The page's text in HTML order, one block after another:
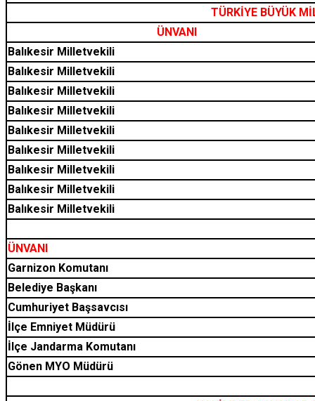
TÜRKİYE BÜYÜK
ÜNVANI
Balıkesir Milletvekili
Balıkesir Milletvekili
Balıkesir Milletvekili
Balıkesir Milletvekili
Balıkesir Milletvekili
Balıkesir Milletvekili
Balıkesir Milletvekili
Balıkesir Milletvekili
Balıkesir Milletvekili
ÜNVANI
Garnizon Komutanı
Belediye Başkanı
Cumhuriyet Başsavcısı
İlçe Emniyet Müdürü
İlçe Jandarma Komutanı
Gönen MYO Müdürü